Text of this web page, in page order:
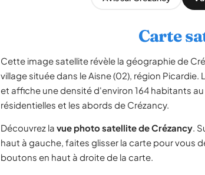
Carte
Cette image satellite révèle la géographie de
village située dans le Aisne (02), région
et affiche une densité d'environ 164 habitants
résidentielles et les abords de Crézancy.
Découvrez la vue photo satellite de Crézancy.
haut à gauche, faites glisser la carte pour vous
boutons en haut à droite de la carte.